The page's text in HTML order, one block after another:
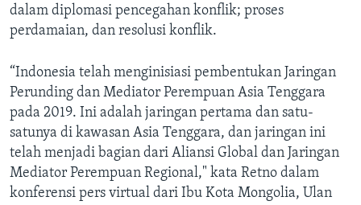
dalam diplomasi pencegahan konflik; proses
perdamaian, dan resolusi konflik.
“Indonesia telah menginisiasi pembentukan Jaringan
Perunding dan Mediator Perempuan Asia Tenggara
pada 2019. Ini adalah jaringan pertama dan satu-
satunya di kawasan Asia Tenggara, dan jaringan ini
telah menjadi bagian dari Aliansi Global dan Jaringan
Mediator Perempuan Regional," kata Retno dalam
konferensi pers virtual dari Ibu Kota Mongolia, Ulan